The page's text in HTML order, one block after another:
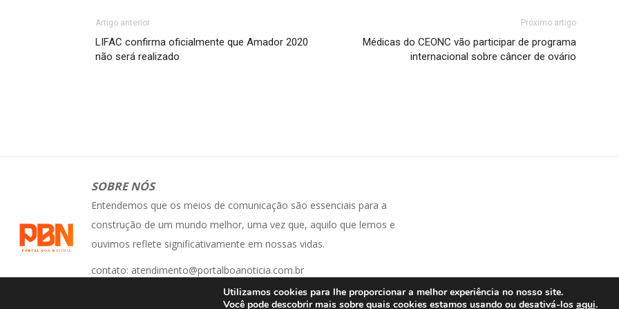
Artigo anterior
LIFAC confirma oficialmente que Amador 2020
não será realizado
Próximo artigo
Médicas do CEONC vão participar de programa
internacional sobre câncer de ovário
SOBRE NÓS
Entendemos que os meios de comunicação são essenciais para a
construção de um mundo melhor, uma vez que, aquilo que lemos e
ouvimos reflete significativamente em nossas vidas.
contato: atendimento@portalboanoticia.com.br
Utilizamos cookies para lhe proporcionar a melhor experiência no nosso site.
Você pode descobrir mais sobre quais cookies estamos usando ou desativá-los aqui.